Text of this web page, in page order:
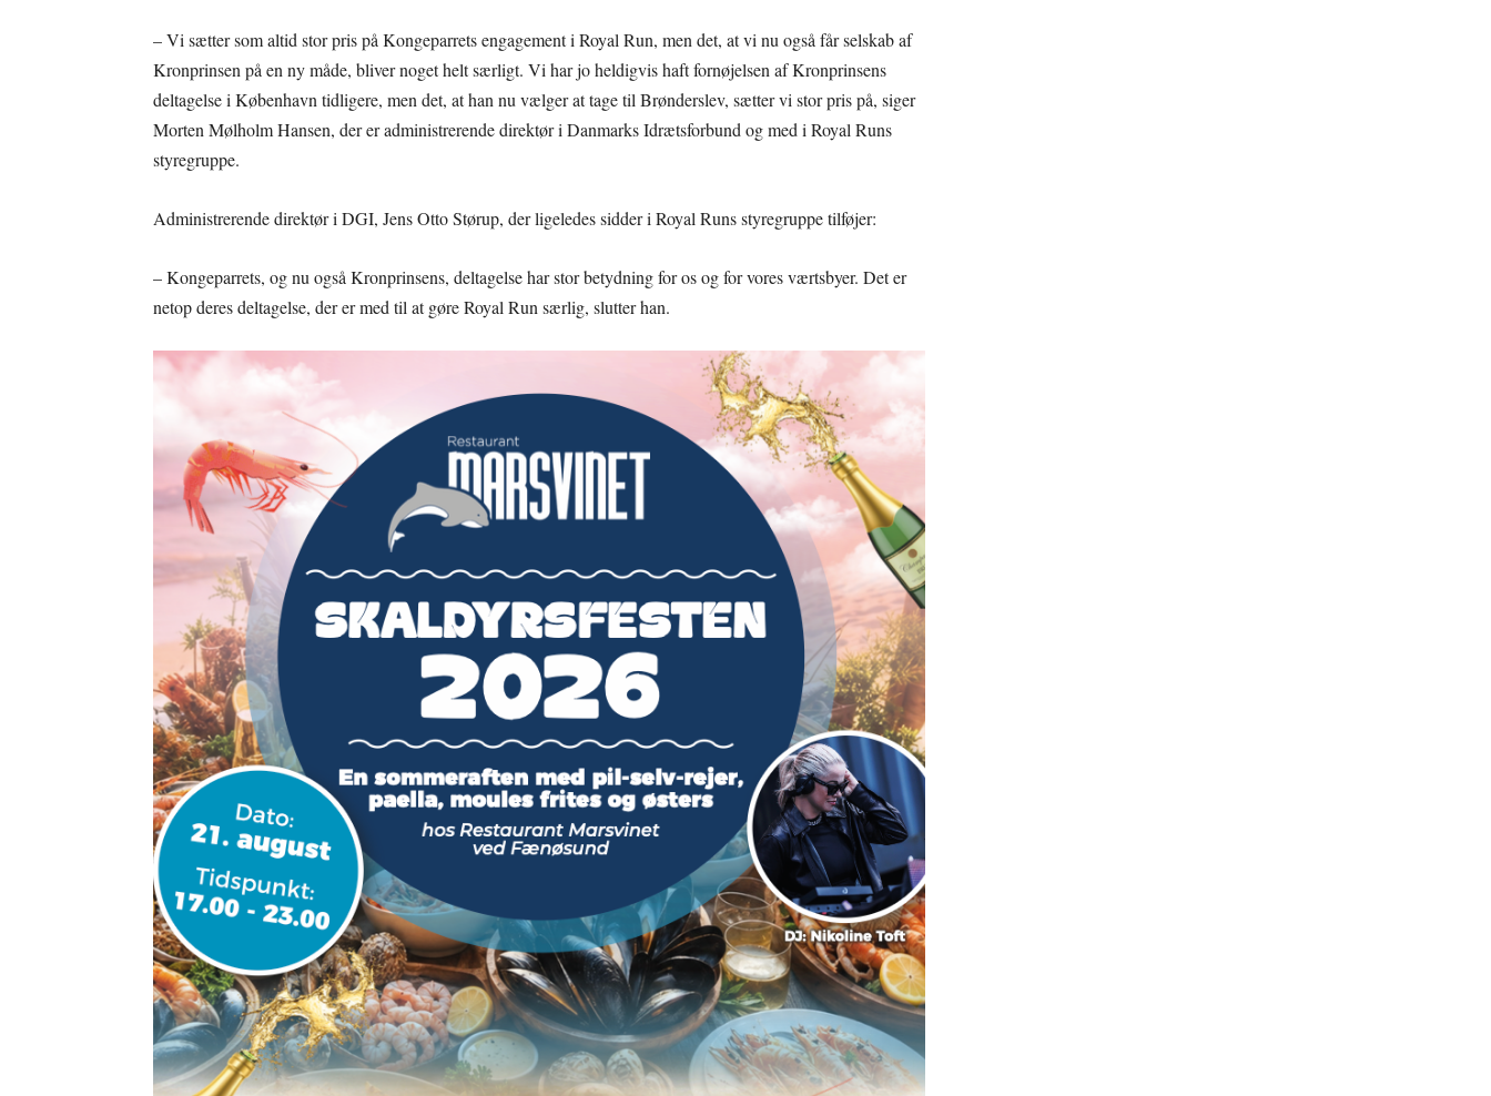
– Vi sætter som altid stor pris på Kongeparrets engagement i Royal Run, men det, at vi nu også får selskab af
Kronprinsen på en ny måde, bliver noget helt særligt. Vi har jo heldigvis haft fornøjelsen af Kronprinsens
deltagelse i København tidligere, men det, at han nu vælger at tage til Brønderslev, sætter vi stor pris på, siger
Morten Mølholm Hansen, der er administrerende direktør i Danmarks Idrætsforbund og med i Royal Runs
styregruppe.
Administrerende direktør i DGI, Jens Otto Størup, der ligeledes sidder i Royal Runs styregruppe tilføjer:
– Kongeparrets, og nu også Kronprinsens, deltagelse har stor betydning for os og for vores værtsbyer. Det er
netop deres deltagelse, der er med til at gøre Royal Run særlig, slutter han.